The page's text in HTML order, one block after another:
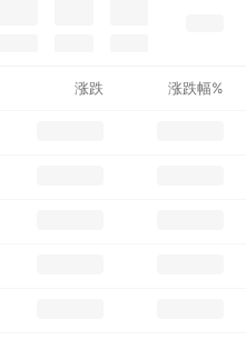
涨跌 涨跌幅%